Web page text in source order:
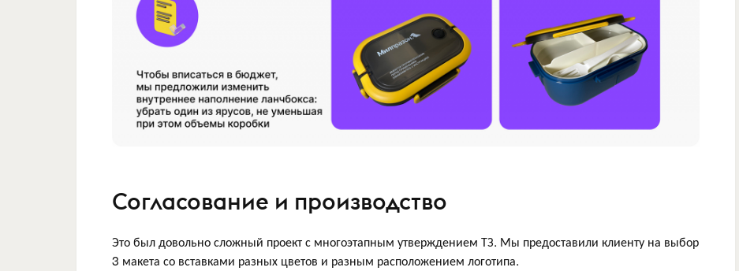
Согласование и производство
Это был довольно сложный проект с многоэтапным утверждением ТЗ. Мы предоставили клиенту на выбор
3 макета со вставками разных цветов и разным расположением логотипа.